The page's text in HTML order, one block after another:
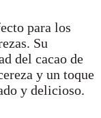
para los
Su
del cacao de
y un toque
y delicioso.